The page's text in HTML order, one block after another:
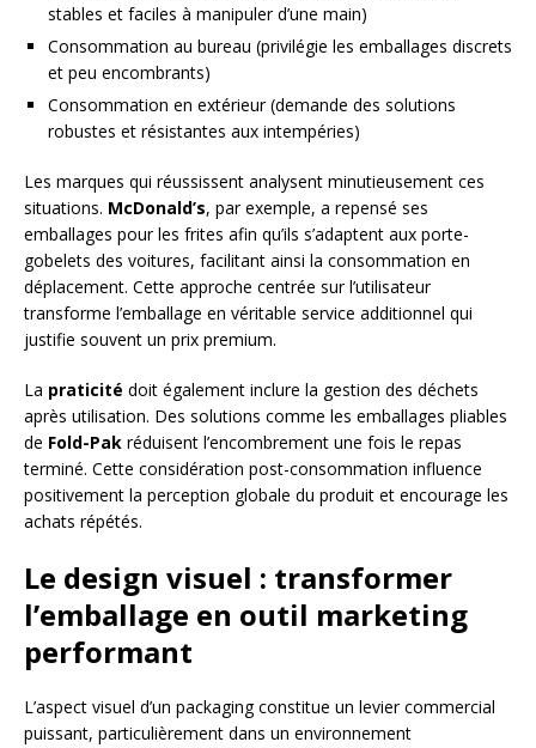
stables et faciles à manipuler d’une main)
Consommation au bureau (privilégie les emballages discrets
et peu encombrants)
Consommation en extérieur (demande des solutions
robustes et résistantes aux intempéries)
Les marques qui réussissent analysent minutieusement ces
situations. McDonald’s, par exemple, a repensé ses
emballages pour les frites afin qu’ils s’adaptent aux porte-
gobelets des voitures, facilitant ainsi la consommation en
déplacement. Cette approche centrée sur l’utilisateur
transforme l’emballage en véritable service additionnel qui
justifie souvent un prix premium.
La praticité doit également inclure la gestion des déchets
après utilisation. Des solutions comme les emballages pliables
de Fold-Pak réduisent l’encombrement une fois le repas
terminé. Cette considération post-consommation influence
positivement la perception globale du produit et encourage les
achats répétés.
Le design visuel : transformer
l’emballage en outil marketing
performant
L’aspect visuel d’un packaging constitue un levier commercial
puissant, particulièrement dans un environnement